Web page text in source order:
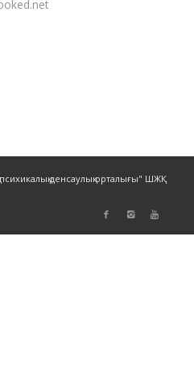
денсаулық орталығы" ШЖҚ